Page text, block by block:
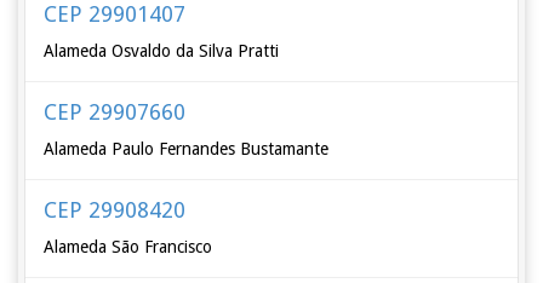
CEP 29901407
Alameda Osvaldo da Silva Pratti
CEP 29907660
Alameda Paulo Fernandes Bustamante
CEP 29908420
Alameda São Francisco